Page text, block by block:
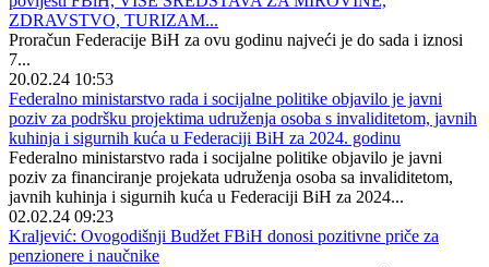
ZDRAVSTVO, TURIZAM...
Proračun Federacije BiH za ovu godinu najveći je do sada i iznosi
7...
20.02.24 10:53
Federalno ministarstvo rada i socijalne politike objavilo je javni
poziv za podršku projektima udruženja osoba s invaliditetom, javnih
kuhinja i sigurnih kuća u Federaciji BiH za 2024. godinu
Federalno ministarstvo rada i socijalne politike objavilo je javni
poziv za financiranje projekata udruženja osoba sa invaliditetom,
javnih kuhinja i sigurnih kuća u Federaciji BiH za 2024...
02.02.24 09:23
Kraljević: Ovogodišnji Budžet FBiH donosi pozitivne priče za
penzionere i naučnike